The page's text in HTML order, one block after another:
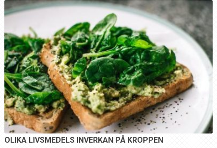
OLIKA LIVSMEDELS INVERKAN PÅ KROPPEN